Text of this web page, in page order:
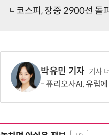
코스피, 장중 2900선 돌
박유민 기자 기사
퓨리오사AI, 유럽